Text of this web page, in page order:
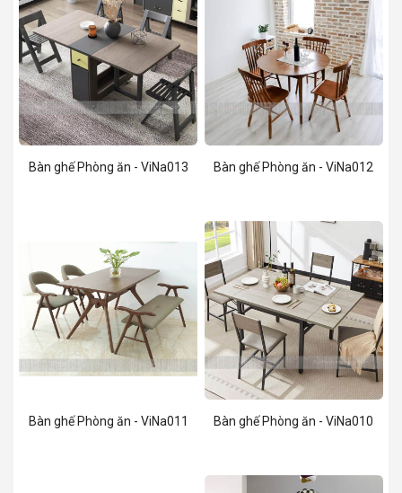
Bàn ghế Phòng ăn - ViNa013 Bàn ghế Phòng ăn - ViNa012
Bàn ghế Phòng ăn - ViNa011 Bàn ghế Phòng ăn - ViNa010